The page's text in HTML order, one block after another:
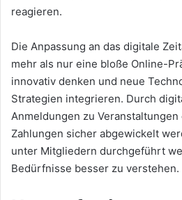
reagieren.
Die Anpassung an das digitale
mehr als nur eine bloße Online-
innovativ denken und neue
Strategien integrieren. Durch
Anmeldungen zu
Zahlungen sicher abgewickelt
unter Mitgliedern durchgeführt
Bedürfnisse besser zu verstehen.